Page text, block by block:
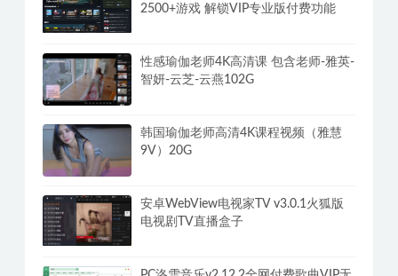
2500+游戏 解锁VIP专业版付费功能
性感瑜伽老师4K高清课 包含老师-雅英-
智妍-云芝-云燕102G
韩国瑜伽老师高清4K课程视频（雅慧
9V）20G
安卓WebView电视家TV v3.0.1火狐版
电视剧TV直播盒子